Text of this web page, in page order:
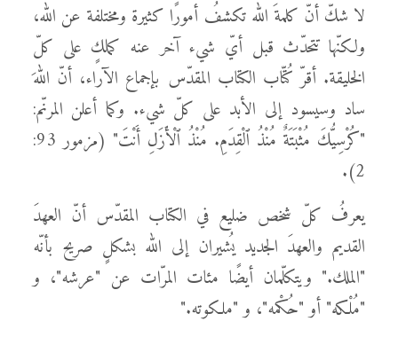
لا شكّ أنّ كلمةَ الله تكشفُ أمورًا كثيرة ومختلفة عن الله،
ولكنّها تتحدّث قبل أيّ شيء آخر عنه كملكٍ على كلّ
الخليقة. أقرّ كُتّاب الكتاب المقدّس بإجماع الآراء، أنّ اللهَ
ساد وسيسود إلى الأبد على كلّ شيء. وكما أعلن المرنّم:
"كُرْسِيُّكَ مُثْبَتَةٌ مُنْذُ ٱلْقِدَمِ. مُنْذُ ٱلْأَزَلِ أَنْتَ" (مزمور 93:
2).
يعرفُ كلّ شخص ضليع في الكتاب المقدّس أنّ العهدَ
القديم والعهدَ الجديد يُشيران إلى الله بشكلٍ صريح بأنّه
"الملك." ويتكلّمان أيضًا مئات المرّات عن "عرشه"، و
"مُلْكه" أو "حُكْمه"، و "ملكوته."